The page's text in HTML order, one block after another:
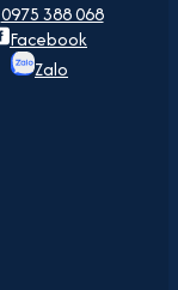
0975 388 068
Facebook
Zalo